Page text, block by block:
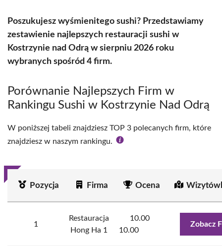
Poszukujesz wyśmienitego sushi? Przedstawiamy
zestawienie najlepszych restauracji sushi w
Kostrzynie nad Odrą w sierpniu 2026 roku
wybranych spośród 4 firm.
Porównanie Najlepszych Firm w
Rankingu Sushi w Kostrzynie Nad Odrą
W poniższej tabeli znajdziesz TOP 3 polecanych firm, które
znajdziesz w naszym rankingu.
Pozycja Firma Ocena
1
Restauracja
Hong Ha 1
10.00
10.00
Zobacz